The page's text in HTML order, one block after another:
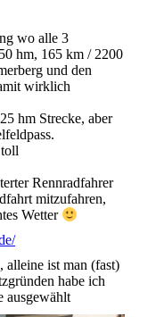
wo alle 3
hm, 165 km / 2200
und den
wirklich
hm Strecke, aber
Rennradfahrer
mitzufahren,
Wetter
alleine ist man (fast)
habe ich
ausgewählt